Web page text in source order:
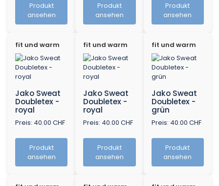
Produkt
ansehen
Produkt
ansehen
Produkt
ansehen
fit und warm
Jako Sweat
Doubletex -
royal
Preis: 40.00 CHF
Produkt
ansehen
fit und warm
Jako Sweat
Doubletex -
royal
Preis: 40.00 CHF
Produkt
ansehen
fit und warm
Jako Sweat
Doubletex -
grün
Preis: 40.00 CHF
Produkt
ansehen